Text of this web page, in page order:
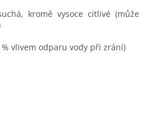
kromě vysoce citlivé (může
% vlivem odparu vody při zrání)